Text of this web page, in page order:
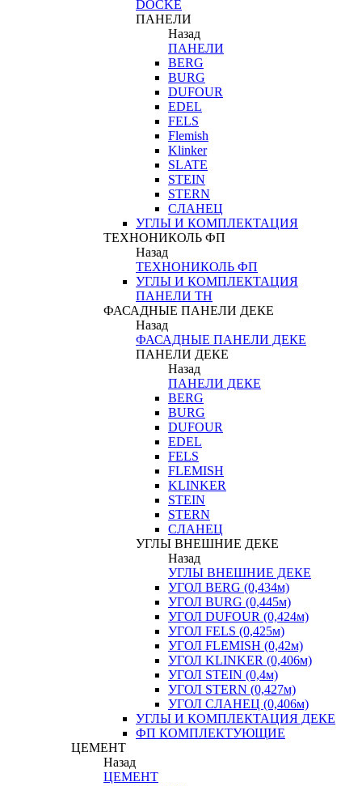
DOCKE
ПАНЕЛИ
Назад
ПАНЕЛИ
BERG
BURG
DUFOUR
EDEL
FELS
Flemish
Klinker
SLATE
STEIN
STERN
СЛАНЕЦ
УГЛЫ И КОМПЛЕКТАЦИЯ
ТЕХНОНИКОЛЬ ФП
Назад
ТЕХНОНИКОЛЬ ФП
УГЛЫ И КОМПЛЕКТАЦИЯ
ПАНЕЛИ ТН
ФАСАДНЫЕ ПАНЕЛИ ДЕКЕ
Назад
ФАСАДНЫЕ ПАНЕЛИ ДЕКЕ
ПАНЕЛИ ДЕКЕ
Назад
ПАНЕЛИ ДЕКЕ
BERG
BURG
DUFOUR
EDEL
FELS
FLEMISH
KLINKER
STEIN
STERN
СЛАНЕЦ
УГЛЫ ВНЕШНИЕ ДЕКЕ
Назад
УГЛЫ ВНЕШНИЕ ДЕКЕ
УГОЛ BERG (0,434м)
УГОЛ BURG (0,445м)
УГОЛ DUFOUR (0,424м)
УГОЛ FELS (0,425м)
УГОЛ FLEMISH (0,42м)
УГОЛ KLINKER (0,406м)
УГОЛ STEIN (0,4м)
УГОЛ STERN (0,427м)
УГОЛ СЛАНЕЦ (0,406м)
УГЛЫ И КОМПЛЕКТАЦИЯ ДЕКЕ
ФП КОМПЛЕКТУЮЩИЕ
ЦЕМЕНТ
Назад
ЦЕМЕНТ